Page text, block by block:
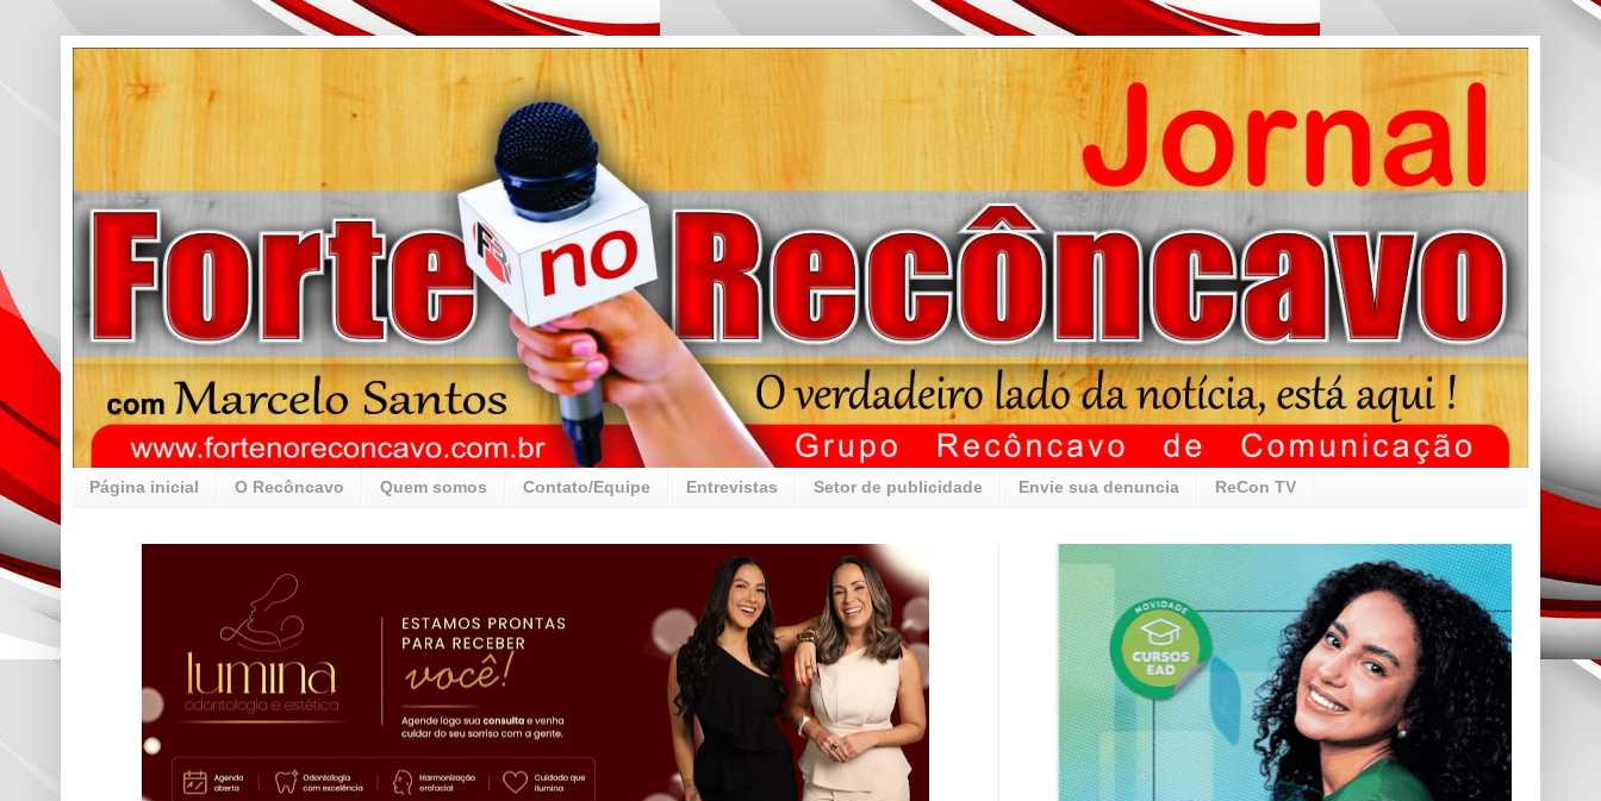
Página inicial O Recôncavo Quem somos Contato/Equipe Entrevistas Setor de publicidade Envie sua denuncia ReCon TV